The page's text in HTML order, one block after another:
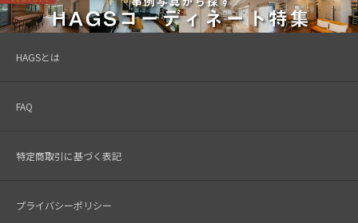
HAGSとは
FAQ
特定商取引に基づく表記
プライバシーポリシー